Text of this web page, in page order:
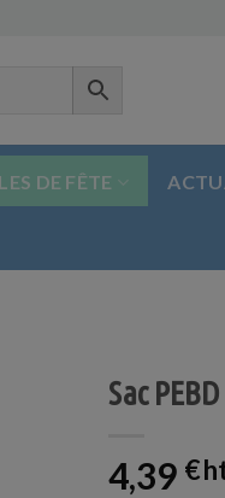
DE FÊTE
Sac
4,39 €